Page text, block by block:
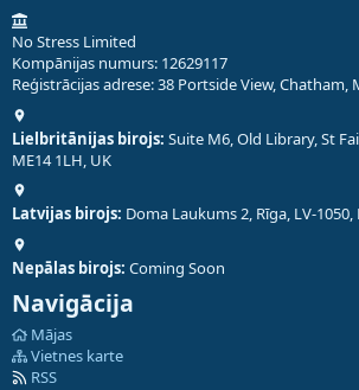
No Stress Limited
Kompānijas numurs: 12629117
Reģistrācijas adrese: 38 Portside View, Chatham,
Lielbritānijas birojs: Suite M6, Old Library, St
ME14 1LH, UK
Latvijas birojs: Doma Laukums 2, Rīga, LV-
Nepālas birojs: Coming Soon
Navigācija
Mājas
Vietnes karte
RSS